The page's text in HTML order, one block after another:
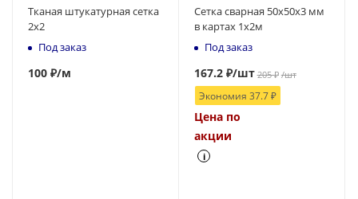
Тканая штукатурная сетка
2х2
Под заказ
100 ₽/м
Сетка сварная 50х50х3 мм
в картах 1х2м
Под заказ
205₽ /шт
167.2 ₽/шт
Экономия 37.7₽
Цена по
акции
i